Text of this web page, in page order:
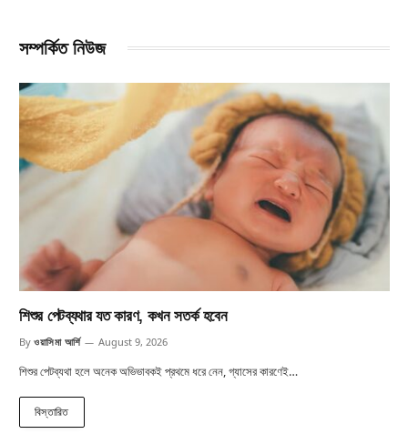
সম্পর্কিত নিউজ
শিশুর পেটব্যথার যত কারণ, কখন সতর্ক হবেন
By ওয়াসিমা আর্শি August 9, 2026
শিশুর পেটব্যথা হলে অনেক অভিভাবকই প্রথমে ধরে নেন, গ্যাসের কারণেই…
বিস্তারিত